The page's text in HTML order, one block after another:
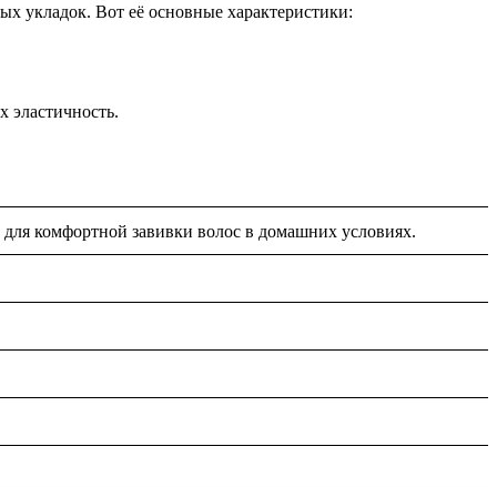
укладок. Вот её основные характеристики:
комфортной завивки волос в домашних условиях.